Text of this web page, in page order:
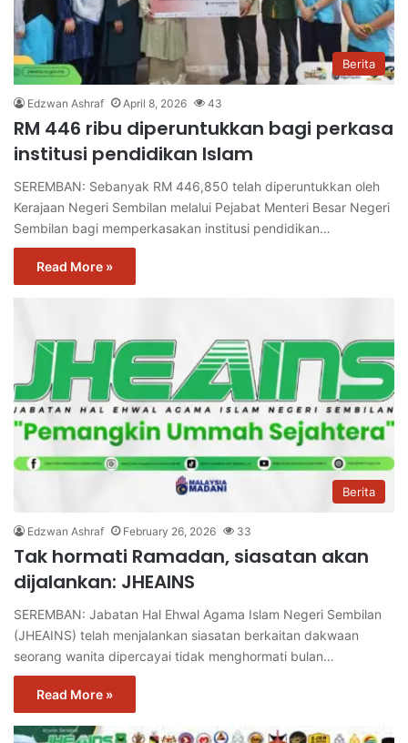
Berita
Edzwan Ashraf April 8, 2026 43
RM 446 ribu diperuntukkan bagi perkasa
institusi pendidikan Islam
SEREMBAN: Sebanyak RM 446,850 telah diperuntukkan oleh
Kerajaan Negeri Sembilan melalui Pejabat Menteri Besar Negeri
Sembilan bagi memperkasakan institusi pendidikan…
Read More »
Berita
Edzwan Ashraf February 26, 2026 33
Tak hormati Ramadan, siasatan akan
dijalankan: JHEAINS
SEREMBAN: Jabatan Hal Ehwal Agama Islam Negeri Sembilan
(JHEAINS) telah menjalankan siasatan berkaitan dakwaan
seorang wanita dipercayai tidak menghormati bulan…
Read More »